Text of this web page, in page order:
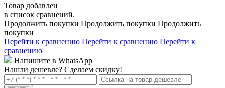
Товар добавлен
в список сравнений.
Продолжить покупки Продолжить покупки Продолжить
покупки
Перейти к сравнению Перейти к сравнению Перейти к
сравнению
Напишите в WhatsApp
Нашли дешевле? Сделаем скидку!